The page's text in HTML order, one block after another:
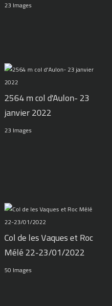
23 Images
2564 m col d'Aulon- 23
janvier 2022
23 Images
Col de les Vaques et Roc
Mélé 22-23/01/2022
50 Images